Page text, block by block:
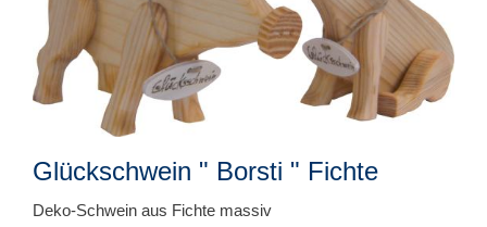
Glückschwein " Borsti " Fichte
Deko-Schwein aus Fichte massiv